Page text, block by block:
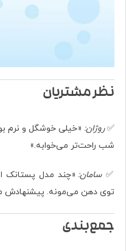
نظر مشتریان
✅روژان: «خیلی خوشگل و نرم
شب راحت‌تر می‌خوابه.»
✅سامان: «چند مدل پستانک
توی دهن می‌مونه. پیشنهادش
جمع‌بندی